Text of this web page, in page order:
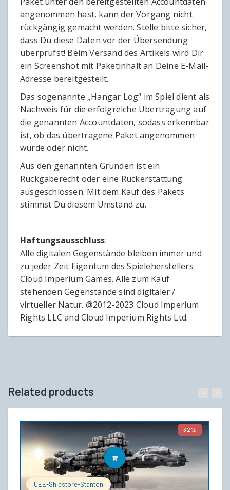
angenommen hast, kann der Vorgang nicht
rückgängig gemacht werden. Stelle bitte sicher,
dass Du diese Daten vor der Übersendung
überprüfst! Beim Versand des Artikels wird Dir
ein Screenshot mit Paketinhalt an Deine E-Mail-
Adresse bereitgestellt.
Das sogenannte „Hangar Log“ im Spiel dient als
Nachweis für die erfolgreiche Übertragung auf
die genannten Accountdaten, sodass erkennbar
ist, ob das übertragene Paket angenommen
wurde oder nicht.
Aus den genannten Gründen ist ein
Rückgaberecht oder eine Rückerstattung
ausgeschlossen. Mit dem Kauf des Pakets
stimmst Du diesem Umstand zu.
Haftungsausschluss:
Alle digitalen Gegenstände bleiben immer und
zu jeder Zeit Eigentum des Spieleherstellers
Cloud Imperium Games. Alle zum Kauf
stehenden Gegenstände sind digitaler /
virtueller Natur. @2012-2023 Cloud Imperium
Rights LLC and Cloud Imperium Rights Ltd.
Related products
32%
UEE-Shipstore-Stanton
IN DEN WARENKORB